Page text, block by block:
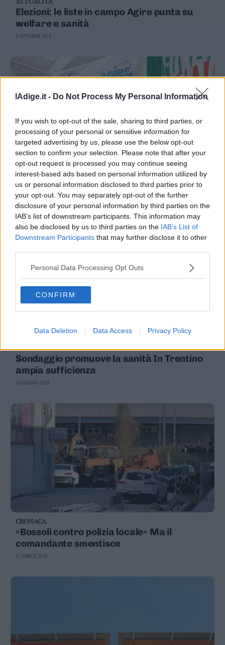
lAdige.it - Do Not Process My Personal Information
If you wish to opt-out of the sale, sharing to third parties, or
processing of your personal or sensitive information for
targeted advertising by us, please use the below opt-out
section to confirm your selection. Please note that after your
opt-out request is processed you may continue seeing
interest-based ads based on personal information utilized by
us or personal information disclosed to third parties prior to
your opt-out. You may separately opt-out of the further
disclosure of your personal information by third parties on the
IAB’s list of downstream participants. This information may
also be disclosed by us to third parties on the IAB’s List of
Downstream Participants that may further disclose it to other
Personal Data Processing Opt Outs
CONFIRM
Data Deletion Data Access Privacy Policy
Elezioni: le liste in campo Agire punta su
welfare e sanità
8 OTTOBRE 2018
ATTUALITÀ
La dura accusa di Cia: «Nel centrodestra
c'è chi offre soldi in campio di sostegno
elettorale»
1 OTTOBRE 2018
CRONACA
Sondaggio promuove la sanità In Trentino
ampia sufficienza
24 GIUGNO 2018
CRONACA
«Bossoli contro polizia locale» Ma il
comandante smentisce
21 APRILE 2018